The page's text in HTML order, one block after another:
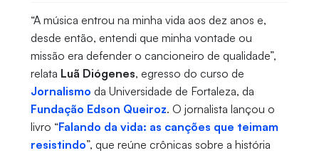
“A música entrou na minha vida aos dez anos e,
desde então, entendi que minha vontade ou
missão era defender o cancioneiro de qualidade”,
relata Luã Diógenes, egresso do curso de
Jornalismo da Universidade de Fortaleza, da
Fundação Edson Queiroz. O jornalista lançou o
livro “Falando da vida: as canções que teimam
resistindo”, que reúne crônicas sobre a história